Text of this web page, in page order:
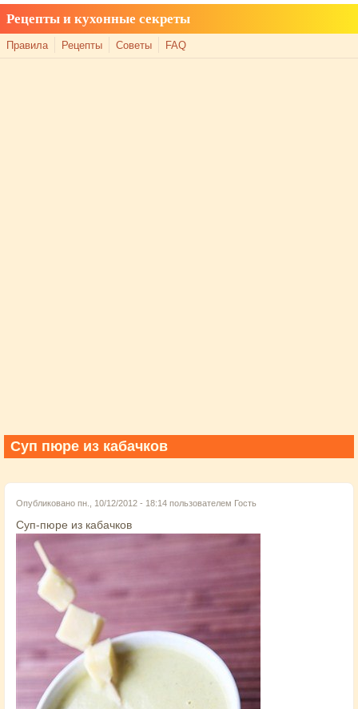
Рецепты и кухонные секреты
Правила Рецепты Советы FAQ
Суп пюре из кабачков
Опубликовано пн., 10/12/2012 - 18:14 пользователем Гость
Суп-пюре из кабачков